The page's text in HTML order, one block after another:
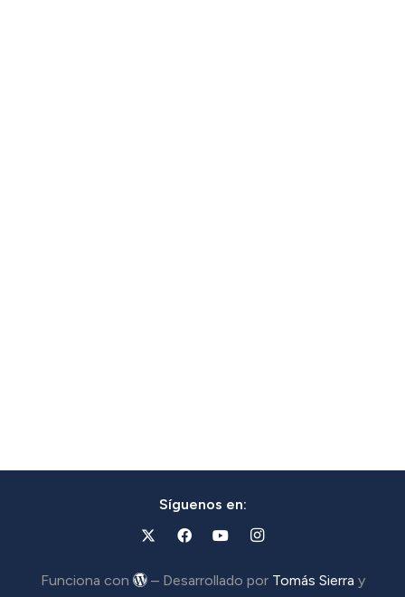
Síguenos en:
Funciona con – Desarrollado por Tomás Sierra y